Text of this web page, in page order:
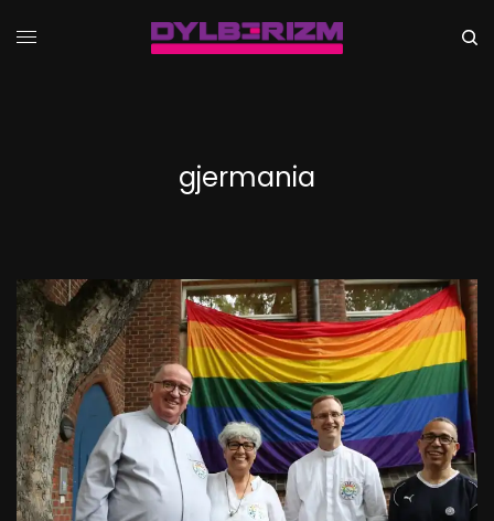
gjermania